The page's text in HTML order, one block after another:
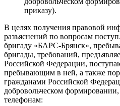
приказу).
В целях получения правовой
разъяснений по вопросам
бригаду «БАРС-Брянск»,
бригады, требований,
Российской Федерации,
пребывающим в ней, а также
гражданами Российской
добровольческом
телефонам: